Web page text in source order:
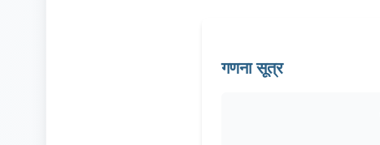
गणना सूत्र